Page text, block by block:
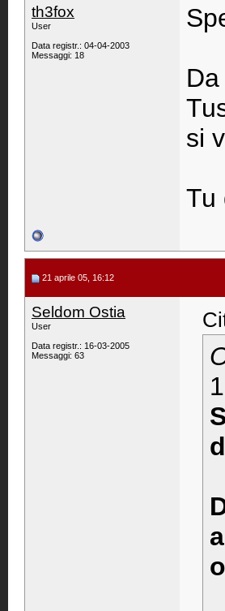
th3fox
User
Data registr.: 04-04-2003
Messaggi: 18
si
Tu
21 aprile 05, 16:12
Seldom Ostia
User
Data registr.: 16-03-2005
Messaggi: 63